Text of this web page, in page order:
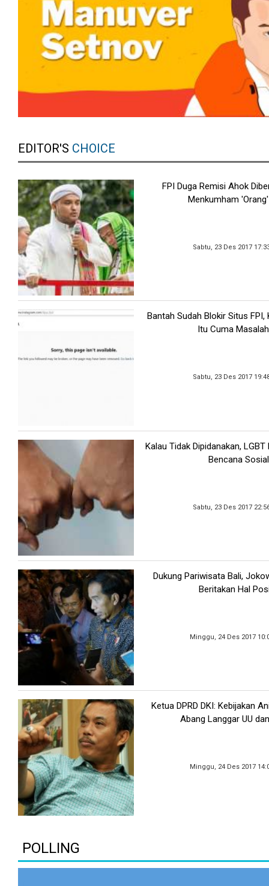
EDITOR'S CHOICE
FPI Duga Remisi Ahok
Menkumham 'Orang'
Sabtu, 23 Des 2017
Bantah Sudah Blokir Situs
Itu Cuma
Sabtu, 23 Des 2017
Kalau Tidak Dipidanakan,
Bencana Sosial
Sabtu, 23 Des 2017
Dukung Pariwisata Bali,
Beritakan Hal
Minggu, 24 Des 2017
Ketua DPRD DKI: Kebijakan
Abang Langgar UU
Minggu, 24 Des 2017
POLLING